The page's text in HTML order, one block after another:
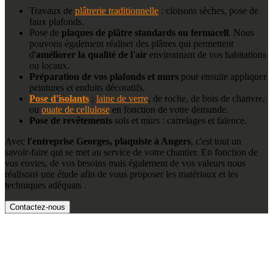
Travaux de plâtrerie traditionnelle : cloisons sèches, pose de
faux plafonds.
Pose de plaques de plâtre standards ou fermacell. Nous
pouvons également réaliser des plâtres qui permettent
d'améliorer la qualité de l'air environnant de vos habitations
ou locaux.
Préparation de vos plafonds et murs pour ensuite appliquer
peintures et enduits décoratifs.
Pose d'isolants : laine de verre, de roche, de bois de chanvre,
ou ouate de cellulose en fonction de votre demande.
Pose de revêtements sols et murs : carrelages et faïence.
Avec l'entreprise Georges, plaquiste à Angers, c'est tout un
savoir-faire qui se met au service de votre chantier. En fonction de
vos envies, de vos besoins mais également de vos valeurs nous
réalisons une étude afin de vous proposer les matériaux et les
techniques adéquats .
Contactez-nous